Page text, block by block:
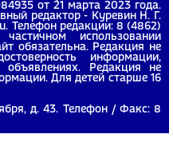
от 21 марта 2023 года.
редактор - Куревин Н. Г.
Телефон редакции: 8 (4862)
использовании
обязательна. Редакция не
информации,
Редакция не
Для детей старше 16
д. 43. Телефон / Факс: 8